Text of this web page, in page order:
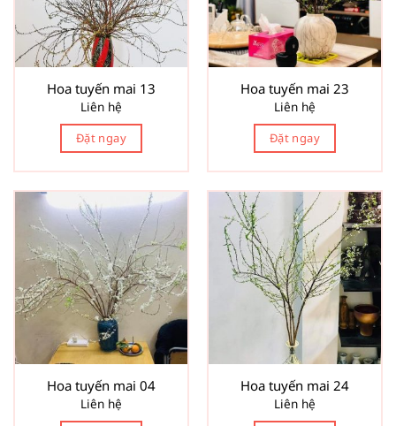
Hoa tuyến mai 13
Liên hệ
Đặt ngay
Hoa tuyến mai 23
Liên hệ
Đặt ngay
Hoa tuyến mai 04
Liên hệ
Hoa tuyến mai 24
Liên hệ